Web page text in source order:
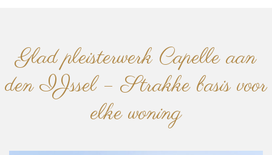
Glad pleisterwerk Capelle aan
den IJssel – Strakke basis voor
elke woning